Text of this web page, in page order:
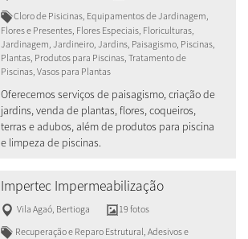
Cloro de Pisicinas, Equipamentos de Jardinagem,
Flores e Presentes, Flores Especiais, Floriculturas,
Jardinagem, Jardineiro, Jardins, Paisagismo, Piscinas,
Plantas, Produtos para Piscinas, Tratamento de
Piscinas, Vasos para Plantas
Oferecemos serviços de paisagismo, criação de
jardins, venda de plantas, flores, coqueiros,
terras e adubos, além de produtos para piscina
e limpeza de piscinas.
Impertec Impermeabilização
Vila Agaó, Bertioga
19 fotos
Recuperação e Reparo Estrutural, Adesivos e